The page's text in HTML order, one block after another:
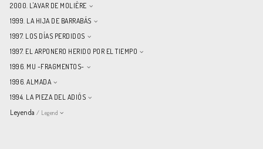
2000. L'AVAR DE MOLIÈRE
1999. LA HIJA DE BARRABÁS
1997. LOS DÍAS PERDIDOS
1997. EL ARPONERO HERIDO POR EL TIEMPO
1996. MU -FRAGMENTOS-
1996. ALMADA
1994. LA PIEZA DEL ADIÓS
Leyenda / Legend